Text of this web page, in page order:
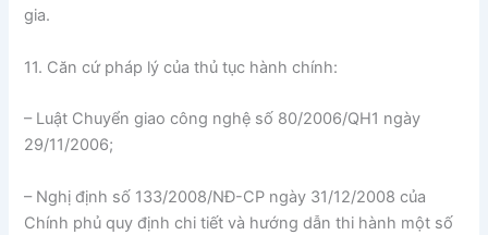
gia.
11. Căn cứ pháp lý của thủ tục hành chính:
– Luật Chuyển giao công nghệ số 80/2006/QH1 ngày
29/11/2006;
– Nghị định số 133/2008/NĐ-CP ngày 31/12/2008 của
Chính phủ quy định chi tiết và hướng dẫn thi hành một số